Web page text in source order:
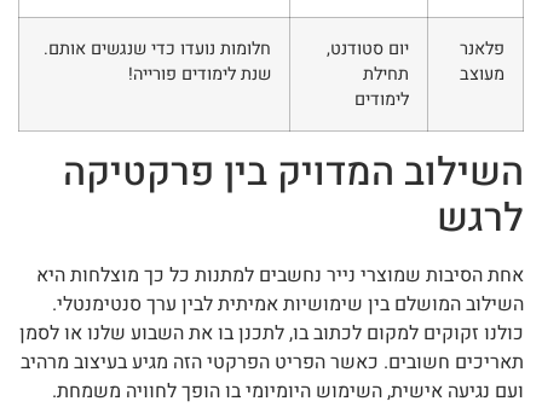
פלאנר
מעוצב
יום סטודנט,
תחילת
לימודים
חלומות נועדו כדי שנגשים אותם.
שנת לימודים פורייה!
השילוב המדויק בין פרקטיקה
לרגש
אחת הסיבות שמוצרי נייר נחשבים למתנות כל כך מוצלחות היא
השילוב המושלם בין שימושיות אמיתית לבין ערך סנטימנטלי.
כולנו זקוקים למקום לכתוב בו, לתכנן בו את השבוע שלנו או לסמן
תאריכים חשובים. כאשר הפריט הפרקטי הזה מגיע בעיצוב מרהיב
ועם נגיעה אישית, השימוש היומיומי בו הופך לחוויה משמחת.